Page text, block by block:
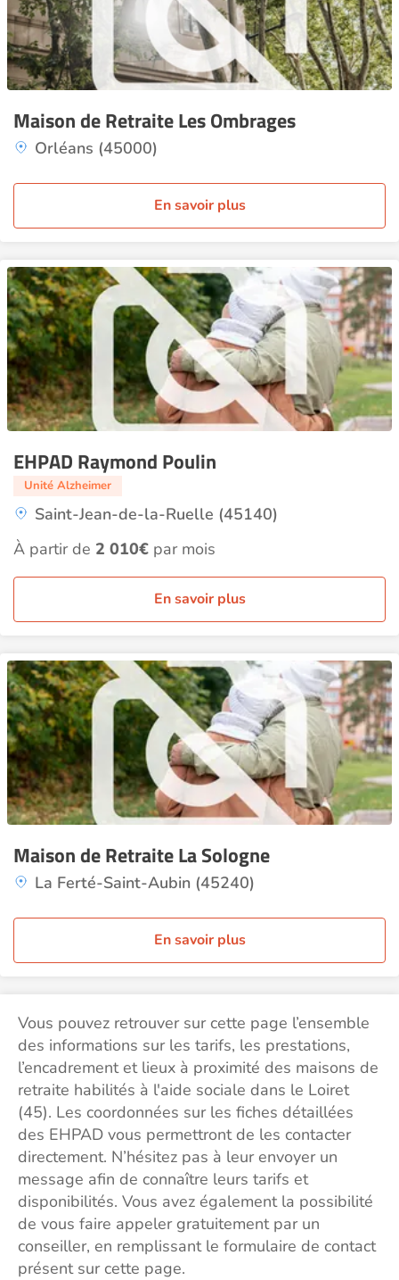
Maison de Retraite Les Ombrages
Orléans (45000)
En savoir plus
EHPAD Raymond Poulin
Unité Alzheimer
Saint-Jean-de-la-Ruelle (45140)
À partir de 2 010€ par mois
En savoir plus
Maison de Retraite La Sologne
La Ferté-Saint-Aubin (45240)
En savoir plus
Vous pouvez retrouver sur cette page l’ensemble
des informations sur les tarifs, les prestations,
l’encadrement et lieux à proximité des maisons de
retraite habilités à l'aide sociale dans le Loiret
(45). Les coordonnées sur les fiches détaillées
des EHPAD vous permettront de les contacter
directement. N’hésitez pas à leur envoyer un
message afin de connaître leurs tarifs et
disponibilités. Vous avez également la possibilité
de vous faire appeler gratuitement par un
conseiller, en remplissant le formulaire de contact
présent sur cette page.